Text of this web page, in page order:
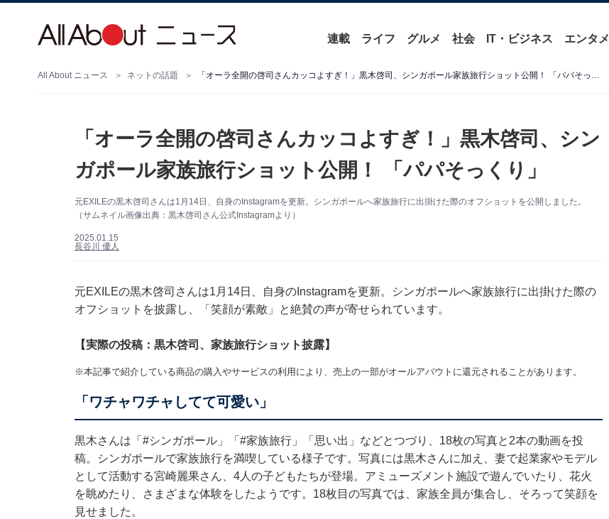
連載 ライフ グルメ 社会 IT・ビジネス エンタメ
All About ニュース ネットの話題 「オーラ全開の啓司さんカッコよすぎ！」黒木啓司、シンガポール家族旅行ショット公開！ 「パパそっくり」
「オーラ全開の啓司さんカッコよすぎ！」黒木啓司、シン
ガポール家族旅行ショット公開！ 「パパそっくり」
元EXILEの黒木啓司さんは1月14日、自身のInstagramを更新。シンガポールへ家族旅行に出掛けた際のオフショットを公開しました。
（サムネイル画像出典：黒木啓司さん公式Instagramより）
2025.01.15
長谷川 優人
元EXILEの黒木啓司さんは1月14日、自身のInstagramを更新。シンガポールへ家族旅行に出掛けた際の
オフショットを披露し、「笑顔が素敵」と絶賛の声が寄せられています。
【実際の投稿：黒木啓司、家族旅行ショット披露】
※本記事で紹介している商品の購入やサービスの利用により、売上の一部がオールアバウトに還元されることがあります。
「ワチャワチャしてて可愛い」
黒木さんは「#シンガポール」「#家族旅行」「思い出」などとつづり、18枚の写真と2本の動画を投
稿。シンガポールで家族旅行を満喫している様子です。写真には黒木さんに加え、妻で起業家やモデル
として活動する宮崎麗果さん、4人の子どもたちが登場。アミューズメント施設で遊んでいたり、花火
を眺めたり、さまざまな体験をしたようです。18枚目の写真では、家族全員が集合し、そろって笑顔を
見せました。